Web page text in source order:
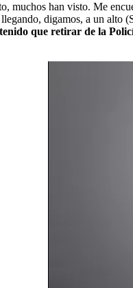
muchos han visto. Me
digamos, a un alto
que retirar de la